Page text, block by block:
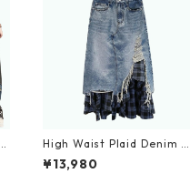
High Waist Plaid Denim Sk
irt D0056
¥13,980